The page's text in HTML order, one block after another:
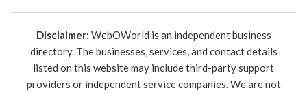
Disclaimer: WebOWorld is an independent business
directory. The businesses, services, and contact details
listed on this website may include third-party support
providers or independent service companies. We are not